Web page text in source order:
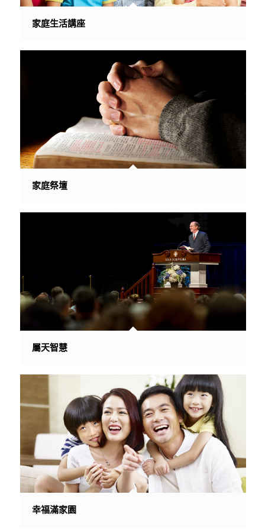
家庭生活講座
家庭祭壇
屬天智慧
幸福滿家園